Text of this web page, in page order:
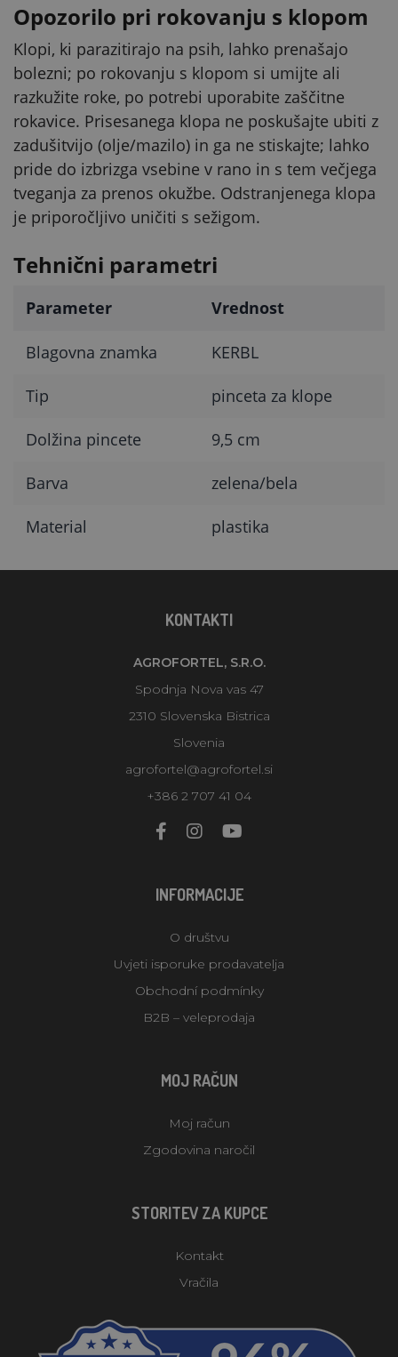
Opozorilo pri rokovanju s klopom
Klopi, ki parazitirajo na psih, lahko prenašajo
bolezni; po rokovanju s klopom si umijte ali
razkužite roke, po potrebi uporabite zaščitne
rokavice. Prisesanega klopa ne poskušajte ubiti z
zadušitvijo (olje/mazilo) in ga ne stiskajte; lahko
pride do izbrizga vsebine v rano in s tem večjega
tveganja za prenos okužbe. Odstranjenega klopa
je priporočljivo uničiti s sežigom.
Tehnični parametri
Parameter Vrednost
Blagovna znamka KERBL
Tip pinceta za klope
Dolžina pincete 9,5 cm
Barva zelena/bela
Material plastika
KONTAKTI
AGROFORTEL, S.R.O.
Spodnja Nova vas 47
2310 Slovenska Bistrica
Slovenia
agrofortel@agrofortel.si
+386 2 707 41 04
INFORMACIJE
O društvu
Uvjeti isporuke prodavatelja
Obchodní podmínky
B2B – veleprodaja
MOJ RAČUN
Moj račun
Zgodovina naročil
STORITEV ZA KUPCE
Kontakt
Vračila